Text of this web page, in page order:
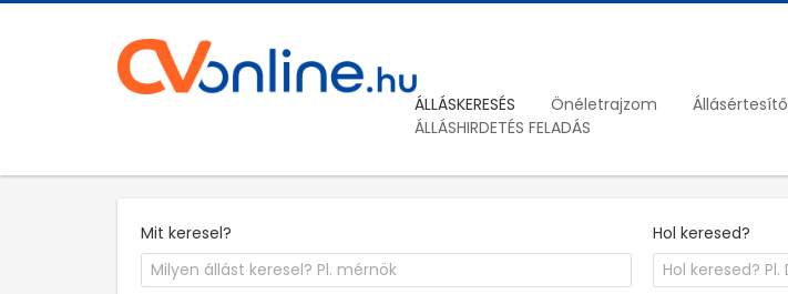
ÁLLÁSKERESÉS Önéletrajzom Állásértesítő
ÁLLÁSHIRDETÉS FELADÁS
Mit keresel? Hol keresed?